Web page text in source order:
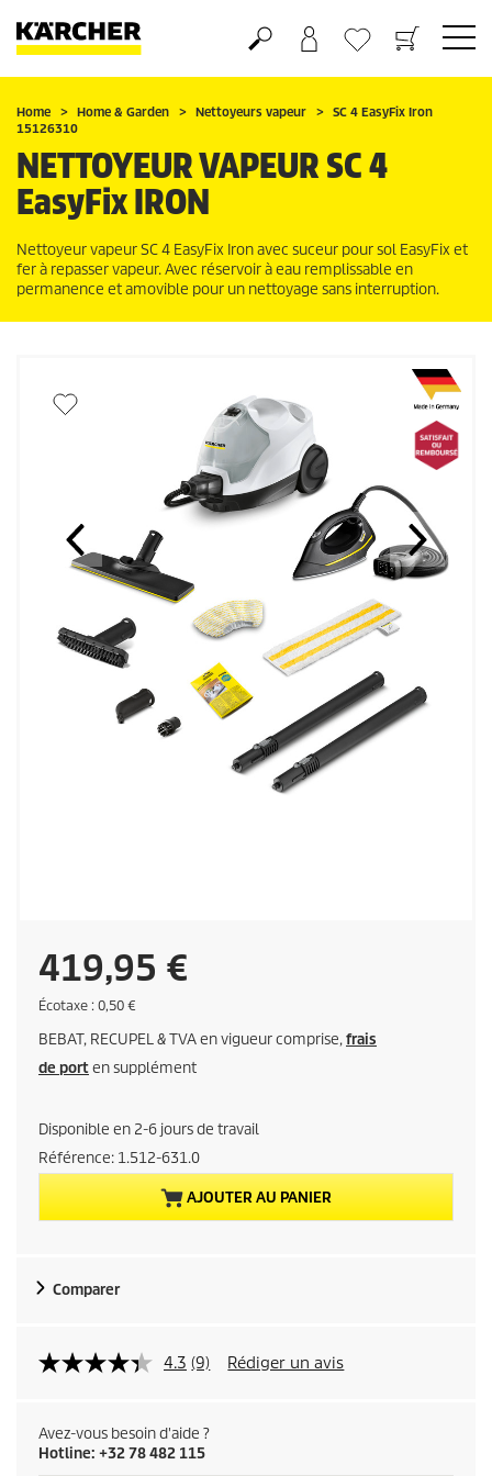
Panier
Mes Favoris
Home Home & Garden Nettoyeurs vapeur SC 4 EasyFix Iron
15126310
NETTOYEUR VAPEUR SC 4
EasyFixIRON
Nettoyeur vapeur SC 4 EasyFix Iron avec suceur pour sol EasyFixet
fer à repasser vapeur. Avec réservoir à eau remplissable en
permanence et amovible pour un nettoyage sans interruption.
P
r
i
a
c
u
l
d
u
419,95 €
É
o
t
a
Écotaxe : 0,50 €
BEBAT, RECUPEL & TVA en vigueur comprise,frais
de porten supplément
Disponible en 2-6 jours de travail
Référence: 1.512-631.0
AJOUTER AU PANIER
Comparer
4.3 (9) Rédiger un avis
Avez-vous besoin d'aide ?
Hotline: +32 78 482 115